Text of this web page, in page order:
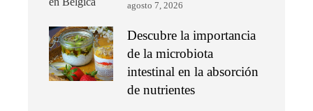
agosto 7, 2026
Descubre la importancia
de la microbiota
intestinal en la absorción
de nutrientes